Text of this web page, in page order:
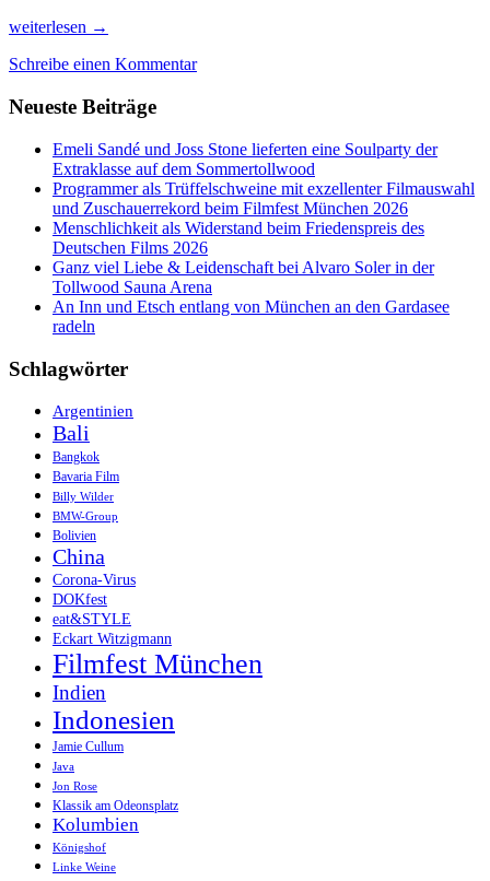
Gourmet-
der
Konditor*innen
Meisterschule
Konditorenhandwerk
prämiert!
weiterlesen →
Schreibe einen Kommentar
Neueste Beiträge
Emeli Sandé und Joss Stone lieferten eine Soulparty der
Extraklasse auf dem Sommertollwood
Programmer als Trüffelschweine mit exzellenter Filmauswahl
und Zuschauerrekord beim Filmfest München 2026
Menschlichkeit als Widerstand beim Friedenspreis des
Deutschen Films 2026
Ganz viel Liebe & Leidenschaft bei Alvaro Soler in der
Tollwood Sauna Arena
An Inn und Etsch entlang von München an den Gardasee
radeln
Schlagwörter
Argentinien
Bali
Bangkok
Bavaria Film
Billy Wilder
BMW-Group
Bolivien
China
Corona-Virus
DOKfest
eat&STYLE
Eckart Witzigmann
Filmfest München
Indien
Indonesien
Jamie Cullum
Java
Jon Rose
Klassik am Odeonsplatz
Kolumbien
Königshof
Linke Weine